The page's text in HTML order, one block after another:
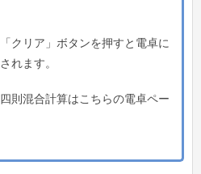
クリア」ボタンを押すと電卓に
れます。
則混合計算はこちらの電卓ペー